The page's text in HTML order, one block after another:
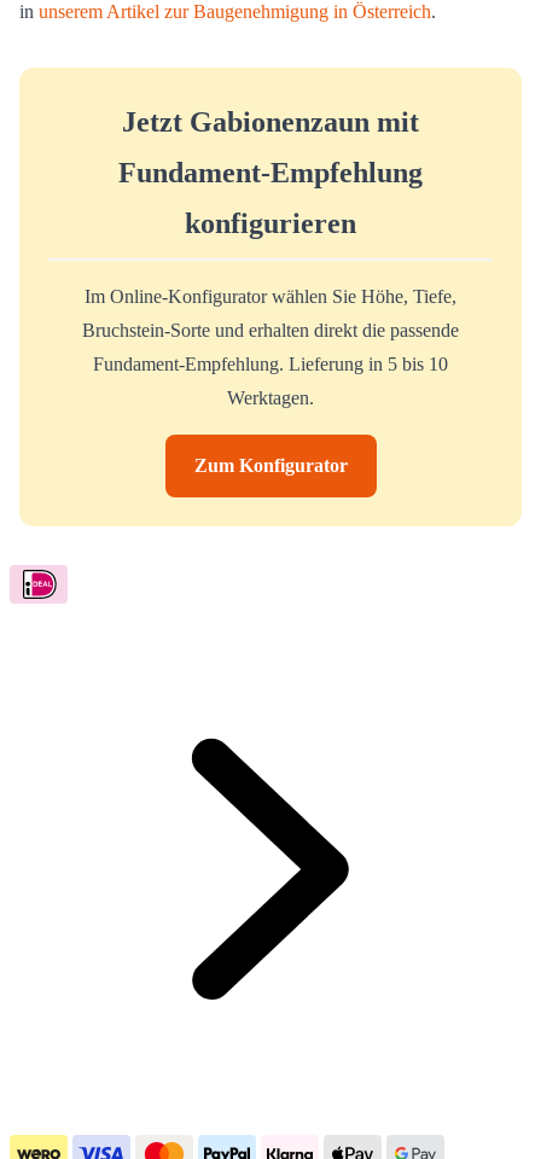
in unserem Artikel zur Baugenehmigung in Österreich.
Jetzt Gabionenzaun mit
Fundament-Empfehlung
konfigurieren
Im Online-Konfigurator wählen Sie Höhe, Tiefe,
Bruchstein-Sorte und erhalten direkt die passende
Fundament-Empfehlung. Lieferung in 5 bis 10
Werktagen.
Zum Konfigurator